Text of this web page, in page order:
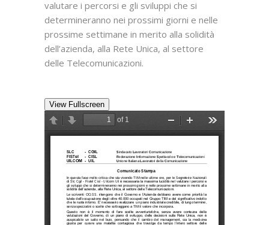
valutare i percorsi e gli sviluppi che si
determineranno nei prossimi giorni e nelle
prossime settimane in merito alla solidità
dell’azienda, alla Rete Unica, al settore
delle Telecomunicazioni.
View Fullscreen